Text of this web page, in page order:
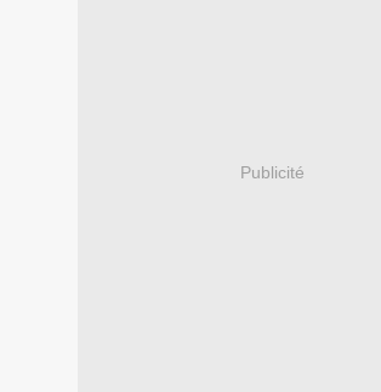
Publicité